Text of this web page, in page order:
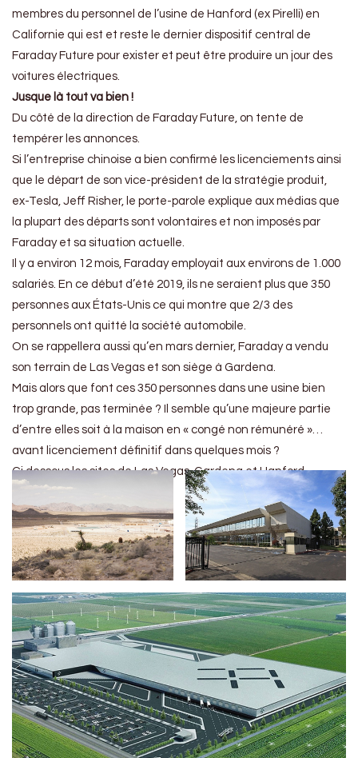
membres du personnel de l’usine de Hanford (ex Pirelli) en
Californie qui est et reste le dernier dispositif central de
Faraday Future pour exister et peut être produire un jour des
voitures électriques.
Jusque là tout va bien !
Du côté de la direction de Faraday Future, on tente de
tempérer les annonces.
Si l’entreprise chinoise a bien confirmé les licenciements ainsi
que le départ de son vice-président de la stratégie produit,
ex-Tesla, Jeff Risher, le porte-parole explique aux médias que
la plupart des départs sont volontaires et non imposés par
Faraday et sa situation actuelle.
Il y a environ 12 mois, Faraday employait aux environs de 1.000
salariés. En ce début d’été 2019, ils ne seraient plus que 350
personnes aux États-Unis ce qui montre que 2/3 des
personnels ont quitté la société automobile.
On se rappellera aussi qu’en mars dernier, Faraday a vendu
son terrain de Las Vegas et son siège à Gardena.
Mais alors que font ces 350 personnes dans une usine bien
trop grande, pas terminée ? Il semble qu’une majeure partie
d’entre elles soit à la maison en « congé non rémunéré »…
avant licenciement définitif dans quelques mois ?
Ci dessous les sites de Las Vegas, Gardena et Hanford